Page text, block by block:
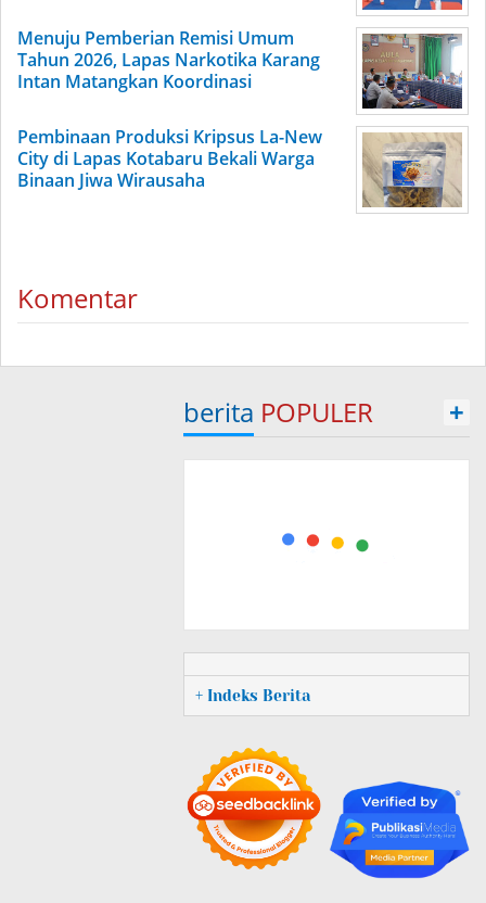
Menuju Pemberian Remisi Umum
Tahun 2026, Lapas Narkotika Karang
Intan Matangkan Koordinasi
Pembinaan Produksi Kripsus La-New
City di Lapas Kotabaru Bekali Warga
Binaan Jiwa Wirausaha
Komentar
berita POPULER +
+ Indeks Berita